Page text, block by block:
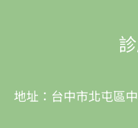
地址：台中市北屯區